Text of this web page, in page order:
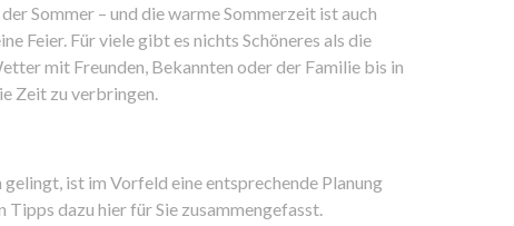
Sommer – und die warme Sommerzeit ist auch
Feier. Für viele gibt es nichts Schöneres als die
mit Freunden, Bekannten oder der Familie bis in
Zeit zu verbringen.
ist im Vorfeld eine entsprechende Planung
dazu hier für Sie zusammengefasst.